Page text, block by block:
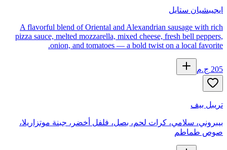
ايجيبشيان ستايل
A flavorful blend of Oriental and Alexandrian sausage with rich
pizza sauce, melted mozzarella, mixed cheese, fresh bell peppers,
onion, and tomatoes — a bold twist on a local favorite.
205 ج.م
تريبل بيف
بيبروني، سلامي، كرات لحم، بصل، فلفل أخضر، جبنة موتزاريلا،
صوص طماطم